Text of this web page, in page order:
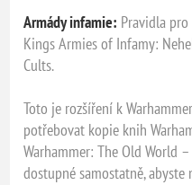
Armády infamie: Pravidla
Kings Armies of Infamy:
Cults.
Toto je rozšíření k
potřebovat kopie knih
Warhammer: The Old World
dostupné samostatně,